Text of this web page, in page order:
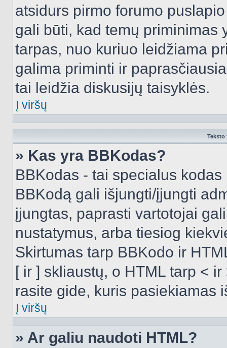
atsidurs pirmo forumo
gali būti, kad temų priminimas
tarpas, nuo kuriuo leidžiama
galima priminti ir
tai leidžia diskusijų taisyklės.
Į viršų
Teksto
» Kas yra BBKodas?
BBKodas - tai specialus
BBKodą gali išjungti/įjungti
įjungtas, paprasti vartotojai
nustatymus, arba tiesiog
Skirtumas tarp BBKodo ir
[ ir ] skliaustų, o HTML tarp <
rasite gide, kuris pasiekiamas
Į viršų
» Ar galiu naudoti HTML?